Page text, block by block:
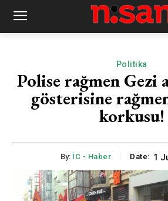
Politika
Polise rağmen Gezi
gösterisine
korkusu!
By: İC - Haber Date: 1